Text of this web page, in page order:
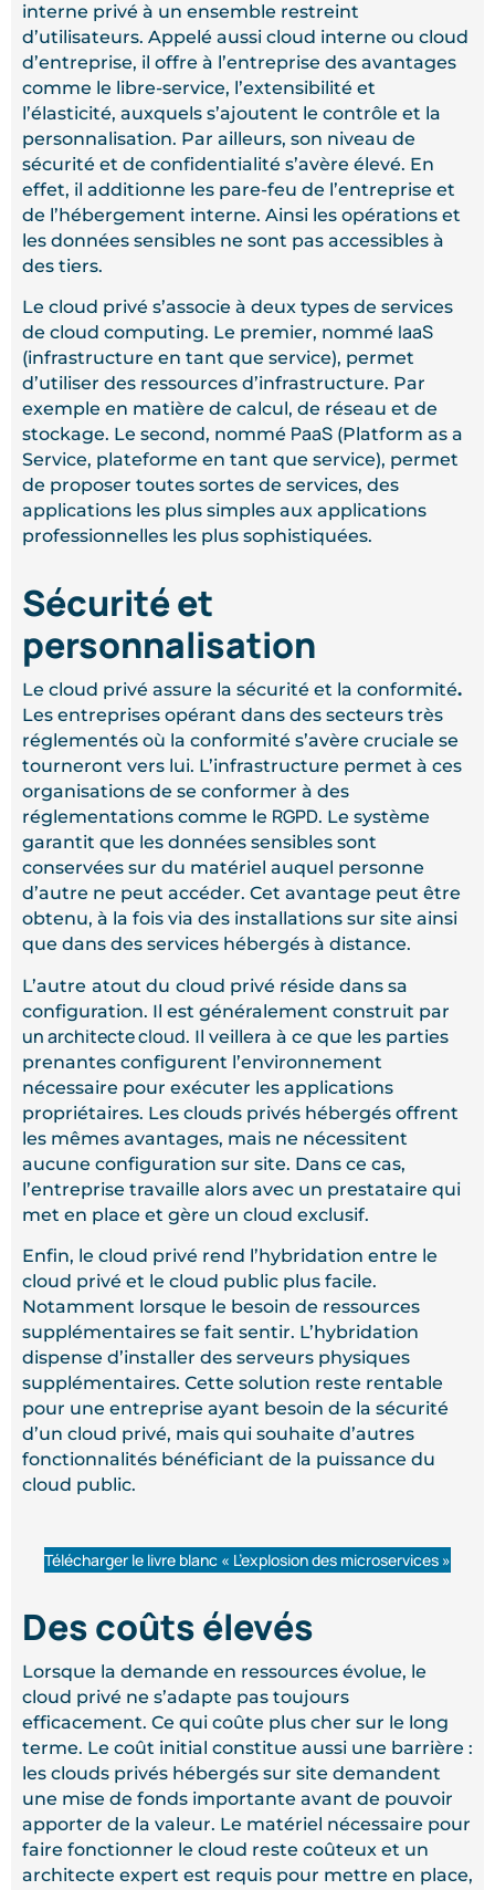
interne privé à un ensemble restreint
d’utilisateurs. Appelé aussi cloud interne ou cloud
d’entreprise, il offre à l’entreprise des avantages
comme le libre-service, l’extensibilité et
l’élasticité, auxquels s’ajoutent le contrôle et la
personnalisation. Par ailleurs, son niveau de
sécurité et de confidentialité s’avère élevé. En
effet, il additionne les pare-feu de l’entreprise et
de l’hébergement interne. Ainsi les opérations et
les données sensibles ne sont pas accessibles à
des tiers.
Le cloud privé s’associe à deux types de services
de cloud computing. Le premier, nommé IaaS
(infrastructure en tant que service), permet
d’utiliser des ressources d’infrastructure. Par
exemple en matière de calcul, de réseau et de
stockage. Le second, nommé PaaS (Platform as a
Service, plateforme en tant que service), permet
de proposer toutes sortes de services, des
applications les plus simples aux applications
professionnelles les plus sophistiquées.
Sécurité et
personnalisation
Le cloud privé assure la sécurité et la conformité.
Les entreprises opérant dans des secteurs très
réglementés où la conformité s’avère cruciale se
tourneront vers lui. L’infrastructure permet à ces
organisations de se conformer à des
réglementations comme le RGPD. Le système
garantit que les données sensibles sont
conservées sur du matériel auquel personne
d’autre ne peut accéder. Cet avantage peut être
obtenu, à la fois via des installations sur site ainsi
que dans des services hébergés à distance.
L’autre atout du cloud privé réside dans sa
configuration. Il est généralement construit par
un architecte cloud. Il veillera à ce que les parties
prenantes configurent l’environnement
nécessaire pour exécuter les applications
propriétaires. Les clouds privés hébergés offrent
les mêmes avantages, mais ne nécessitent
aucune configuration sur site. Dans ce cas,
l’entreprise travaille alors avec un prestataire qui
met en place et gère un cloud exclusif.
Enfin, le cloud privé rend l’hybridation entre le
cloud privé et le cloud public plus facile.
Notamment lorsque le besoin de ressources
supplémentaires se fait sentir. L’hybridation
dispense d’installer des serveurs physiques
supplémentaires. Cette solution reste rentable
pour une entreprise ayant besoin de la sécurité
d’un cloud privé, mais qui souhaite d’autres
fonctionnalités bénéficiant de la puissance du
cloud public.
Télécharger le livre blanc « L’explosion des microservices »
Des coûts élevés
Lorsque la demande en ressources évolue, le
cloud privé ne s’adapte pas toujours
efficacement. Ce qui coûte plus cher sur le long
terme. Le coût initial constitue aussi une barrière :
les clouds privés hébergés sur site demandent
une mise de fonds importante avant de pouvoir
apporter de la valeur. Le matériel nécessaire pour
faire fonctionner le cloud reste coûteux et un
architecte expert est requis pour mettre en place,